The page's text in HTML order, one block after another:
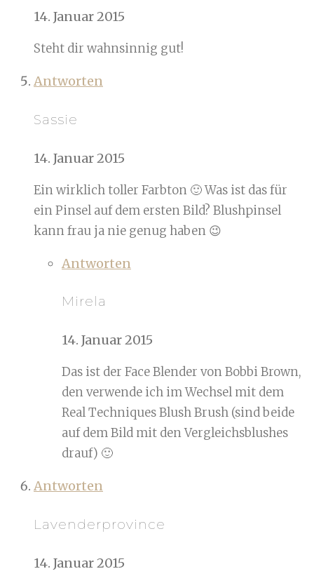
14. Januar 2015
Steht dir wahnsinnig gut!
Antworten
Sassie
14. Januar 2015
Ein wirklich toller Farbton 🙂 Was ist das für
ein Pinsel auf dem ersten Bild? Blushpinsel
kann frau ja nie genug haben 😉
Antworten
Mirela
14. Januar 2015
Das ist der Face Blender von Bobbi Brown,
den verwende ich im Wechsel mit dem
Real Techniques Blush Brush (sind beide
auf dem Bild mit den Vergleichsblushes
drauf) 🙂
Antworten
Lavenderprovince
14. Januar 2015